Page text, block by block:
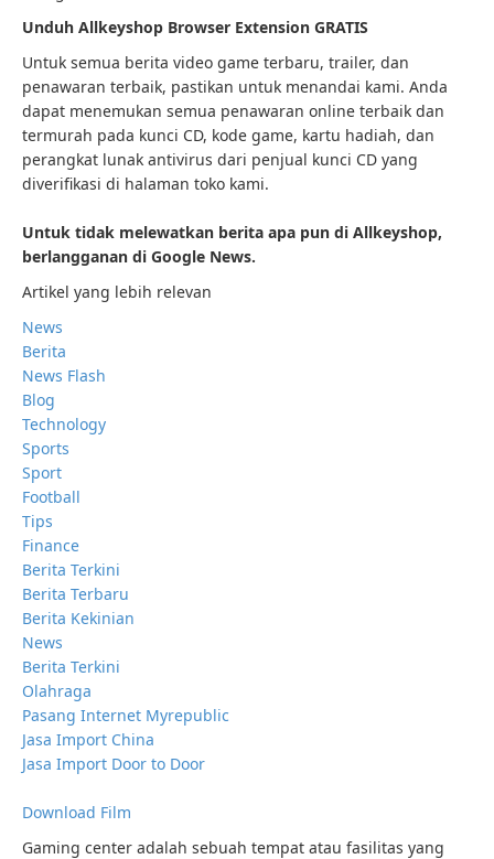
Unduh Allkeyshop Browser Extension GRATIS
Untuk semua berita video game terbaru, trailer, dan
penawaran terbaik, pastikan untuk menandai kami. Anda
dapat menemukan semua penawaran online terbaik dan
termurah pada kunci CD, kode game, kartu hadiah, dan
perangkat lunak antivirus dari penjual kunci CD yang
diverifikasi di halaman toko kami.
Untuk tidak melewatkan berita apa pun di Allkeyshop,
berlangganan di Google News.
Artikel yang lebih relevan
News
Berita
News Flash
Blog
Technology
Sports
Sport
Football
Tips
Finance
Berita Terkini
Berita Terbaru
Berita Kekinian
News
Berita Terkini
Olahraga
Pasang Internet Myrepublic
Jasa Import China
Jasa Import Door to Door
Download Film
Gaming center adalah sebuah tempat atau fasilitas yang